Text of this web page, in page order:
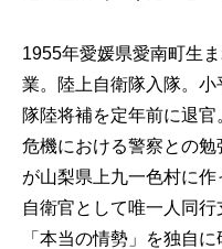
1955年愛媛県愛南町生
業。陸上自衛隊入隊。
隊陸将補を定年前に退
危機における警察との
が山梨県上九一色村に
自衛官として唯一人同
「本当の情勢」を独自